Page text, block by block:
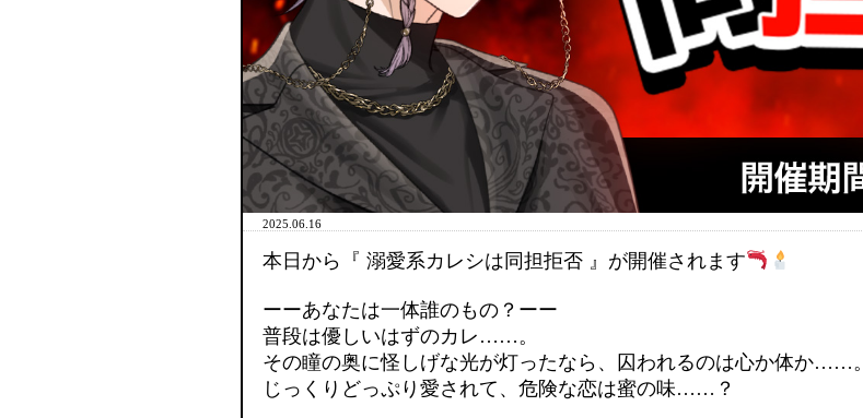
2025.06.16
本日から『 溺愛系カレシは同担拒否 』が開催されます
ーーあなたは一体誰のもの？ーー
普段は優しいはずのカレ……。
その瞳の奥に怪しげな光が灯ったなら、囚われるのは心か体か……。
じっくりどっぷり愛されて、危険な恋は蜜の味……？